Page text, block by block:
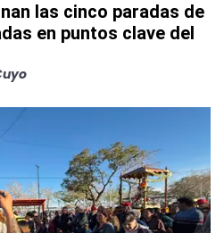
las cinco paradas de
en puntos clave del